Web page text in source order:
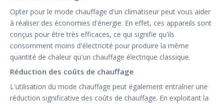
Opter pour le mode chauffage d'un climatiseur peut vous aider
à réaliser des économies d'énergie. En effet, ces appareils sont
conçus pour être très efficaces, ce qui signifie qu'ils
consomment moins d'électricité pour produire la même
quantité de chaleur qu'un chauffage électrique classique.
Réduction des coûts de chauffage
L'utilisation du mode chauffage peut également entraîner une
réduction significative des coûts de chauffage. En exploitant la